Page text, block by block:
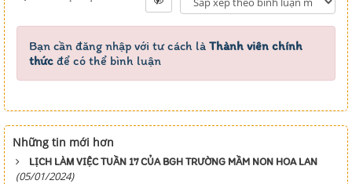
Bạn cần đăng nhập với tư cách là Thành viên chính
thức để có thể bình luận
Những tin mới hơn
LỊCH LÀM VIỆC TUẦN 17 CỦA BGH TRƯỜNG MẦM NON HOA LAN
(05/01/2024)